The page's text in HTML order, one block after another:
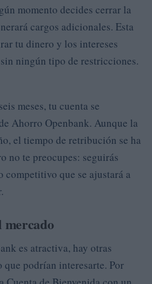
momento decides cerrar la
cargos adicionales. Esta
tu dinero y los intereses
ningún tipo de restricciones.
meses, tu cuenta se
Ahorro Openbank. Aunque la
el tiempo de retribución se ha
no te preocupes: seguirás
que se ajustará a
mercado
es atractiva, hay otras
que podrían interesarte. Por